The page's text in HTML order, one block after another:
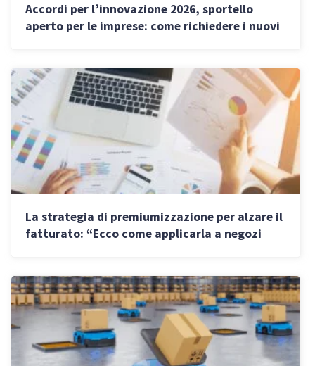
Accordi per l’innovazione 2026, sportello
aperto per le imprese: come richiedere i nuovi
La strategia di premiumizzazione per alzare il
fatturato: “Ecco come applicarla a negozi